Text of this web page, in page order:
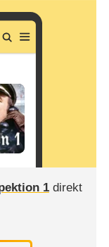
1direkt